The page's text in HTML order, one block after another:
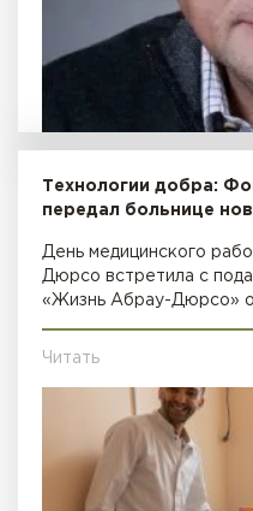
Технологии добра:
передал больнице
День медицинского
Дюрсо встретила с
«Жизнь Абрау-Дюрсо»
Читать